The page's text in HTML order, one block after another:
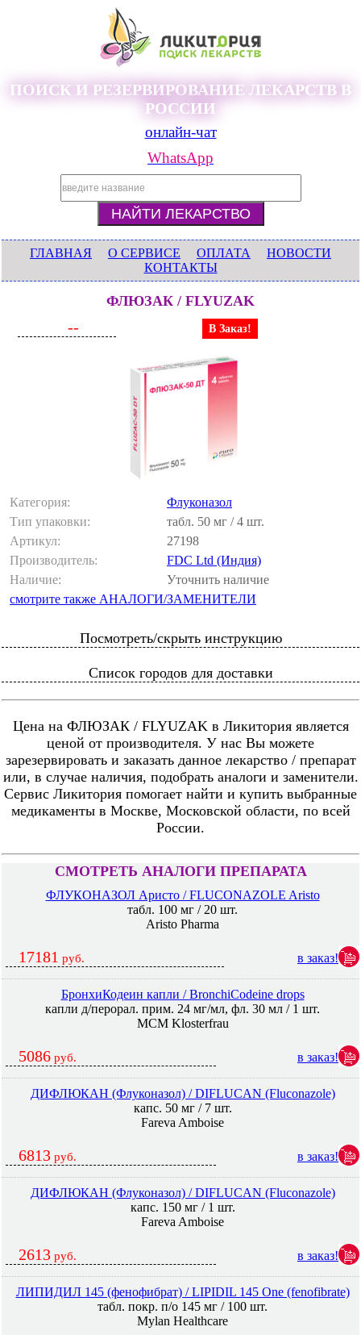
ПОИСК И РЕЗЕРВИРОВАНИЕ ЛЕКАРСТВ В
РОССИИ
онлайн-чат
WhatsApp
ГЛАВНАЯ О СЕРВИСЕ ОПЛАТА
НОВОСТИ
КОНТАКТЫ
ФЛЮЗАК / FLYUZAK
-- В Заказ!
Категория:
Флуконазол
Тип упаковки:
табл. 50 мг / 4 шт.
Артикул:
27198
Производитель:
FDC Ltd (Индия)
Наличие:
Уточнить наличие
смотрите также АНАЛОГИ/ЗАМЕНИТЕЛИ
Посмотреть/скрыть инструкцию
Список городов для доставки
Цена на ФЛЮЗАК / FLYUZAK в Ликитория является
ценой от производителя. У нас Вы можете
зарезервировать и заказать данное лекарство / препарат
или, в случае наличия, подобрать аналоги и заменители.
Сервис Ликитория помогает найти и купить выбранные
медикаменты в Москве, Московской области, по всей
России.
СМОТРЕТЬ АНАЛОГИ ПРЕПАРАТА
ФЛУКОНАЗОЛ Аристо / FLUCONAZOLE Aristo
табл. 100 мг / 20 шт.
Aristo Pharma
17181 руб. в заказ!
БронхиКодеин капли / BronchiCodeine drops
капли д/перорал. прим. 24 мг/мл, фл. 30 мл / 1 шт.
MCM Klosterfrau
5086 руб. в заказ!
ДИФЛЮКАН (Флуконазол) / DIFLUCAN (Fluconazole)
капс. 50 мг / 7 шт.
Fareva Amboise
6813 руб. в заказ!
ДИФЛЮКАН (Флуконазол) / DIFLUCAN (Fluconazole)
капс. 150 мг / 1 шт.
Fareva Amboise
2613 руб. в заказ!
ЛИПИДИЛ 145 (фенофибрат) / LIPIDIL 145 One (fenofibrate)
табл. покр. п/о 145 мг / 100 шт.
Mylan Healthcare